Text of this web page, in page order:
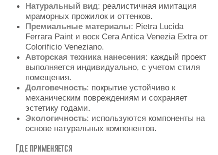
Натуральный вид: реалистичная имитация
мраморных прожилок и оттенков.
Премиальные материалы: Pietra Lucida
Ferrara Paint и воск Cera Antica Venezia Extra от
Colorificio Veneziano.
Авторская техника нанесения: каждый проект
выполняется индивидуально, с учетом стиля
помещения.
Долговечность: покрытие устойчиво к
механическим повреждениям и сохраняет
эстетику годами.
Экологичность: используются компоненты на
основе натуральных компонентов.
Где применяется